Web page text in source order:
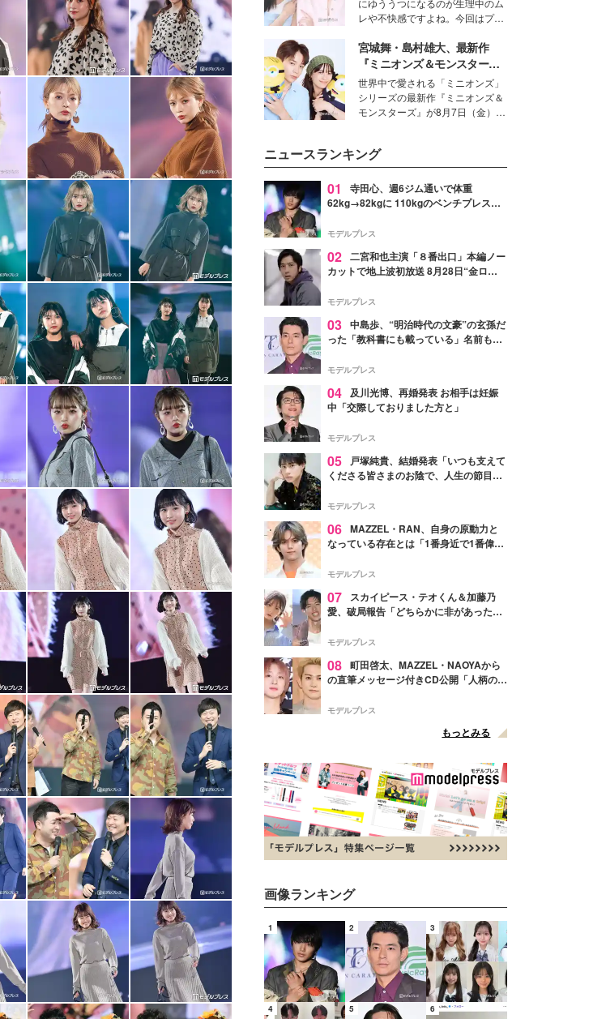
技術を、花王が構築した。
にゆううつになるのが生理中のム
レや不快感ですよね。今回はプラ
モデル・愛甲ひかりさんと橋下美
好さんを迎えて本音で女子会トー
ク。猛暑のお出かけを快適に過ご
すヒントや、2人が感動した夏の
生理の新常識にも迫りました。
宮城舞・島村雄大、最新作
『ミニオンズ＆モンスター
ズ』の魅力熱弁 ハチャメチャ
だけじゃない“友情と絆”に感
動
世界中で愛される「ミニオンズ」
シリーズの最新作『ミニオンズ＆
モンスターズ』が8月7日（金）に
デルの宮城舞と島村雄大の特別対
談をお届け！それぞれの視点か
ら、今作ならではの魅力や予想外
の感動をもたらす奥深いストーリ
た。
ニュースランキング
01
寺田心、週6ジム通いで体重
62kg→82kgに 110kgのベンチプレス持
「かっこいい」と反響
モデルプレス
02 二宮和也主演「８番出口」本編ノー
カットで地上波初放送 8月28日“金ロ
モデルプレス
03 中島歩、“明治時代の文豪”の玄孫だ
った「教科書にも載っている」名前も先
モデルプレス
04 及川光博、再婚発表 お相手は妊娠
中「交際しておりました方と」
モデルプレス
05
戸塚純貴、結婚発表「いつも支えて
くださる皆さまのお陰で、人生の節目を
す」【全文】
モデルプレス
06 MAZZEL・RAN、自身の原動力と
なっている存在とは「1番身近で1番偉大
モデルプレス
07
スカイピース・テオくん＆加藤乃
愛、破局報告「どちらかに非があったわ
モデルプレス
08 町田啓太、MAZZEL・NAOYAから
の直筆メッセージ付きCD公開「人柄の良
モデルプレス
もっとみる
画像ランキング
1 2 3
4 5 6